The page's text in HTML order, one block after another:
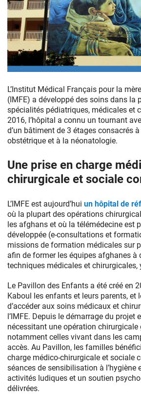
2005,
la
Fondation
des
Hôpitaux
apporte
soutien
à
l’Institut
Français
de
la
Mère
et
de
l’Enfant
de
Kaboul.
Cet
établissement
construit
et
financé
par
la
Chaîne
de
L’Institut Médical Français pour la
(IMFE) a développé des soins dans la
spécialités pédiatriques, médicales et
2016, l’hôpital a connu un tournant
d’un bâtiment de 3 étages consacrés
obstétrique et à la néonatologie.
Une prise en charge
chirurgicale et sociale
L’IMFE est aujourd’hui un hôpital de
où la plupart des opérations
les afghans et où la télémédecine est
développée (e-consultations et
missions de formation médicales sur
afin de former les équipes afghanes à
techniques médicales et chirurgicales,
Le Pavillon des Enfants a été créé en
Kaboul les enfants et leurs parents, et
d’accéder aux soins médicaux et
l’IMFE. Depuis le démarrage du projet
nécessitant une opération chirurgicale
notamment celles vivant dans les
accès. Au Pavillon, les familles
charge médico-chirurgicale et sociale
séances de sensibilisation à l’hygiène
activités ludiques et un soutien
délivrées.